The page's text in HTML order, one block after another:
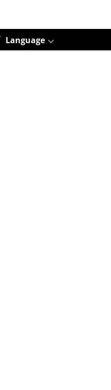
Language